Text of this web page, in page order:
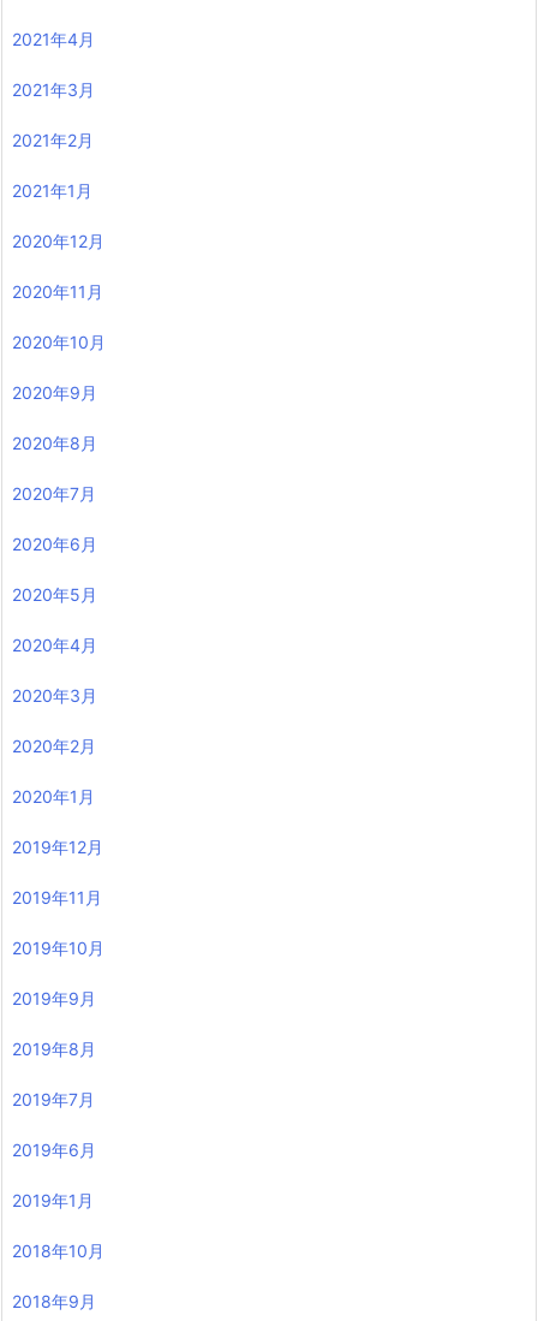
2021年4月
2021年3月
2021年2月
2021年1月
2020年12月
2020年11月
2020年10月
2020年9月
2020年8月
2020年7月
2020年6月
2020年5月
2020年4月
2020年3月
2020年2月
2020年1月
2019年12月
2019年11月
2019年10月
2019年9月
2019年8月
2019年7月
2019年6月
2019年1月
2018年10月
2018年9月